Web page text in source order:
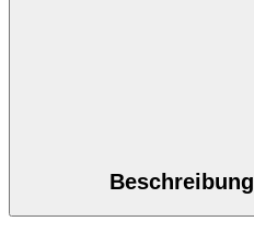
Beschreibung